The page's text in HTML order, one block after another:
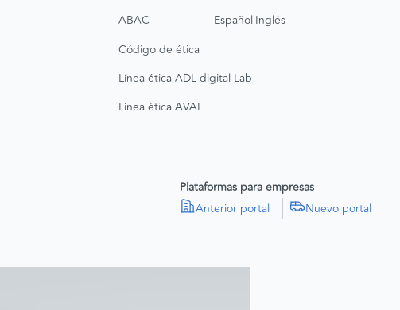
ABAC
Español|Inglés
Código de ética
Línea ética ADL digital Lab
Línea ética AVAL
Plataformas para empresas
Anterior portal
Nuevo portal